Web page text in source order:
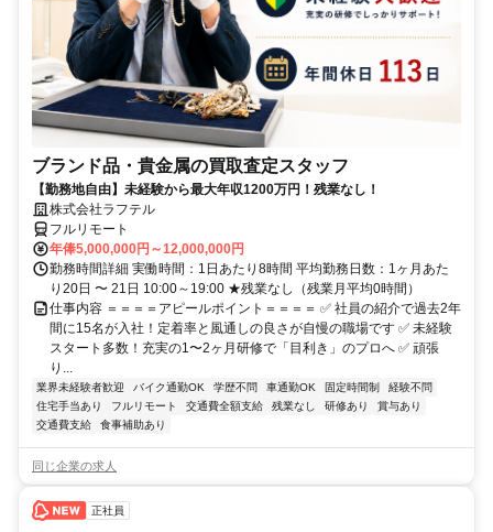
ブランド品・貴金属の買取査定スタッフ
【勤務地自由】未経験から最大年収1200万円！残業なし！
株式会社ラフテル
フルリモート
年俸5,000,000円～12,000,000円
勤務時間詳細 実働時間：1日あたり8時間 平均勤務日数：1ヶ月あた
り20日 〜 21日 10:00～19:00 ★残業なし（残業月平均0時間）
仕事内容 ＝＝＝＝アピールポイント＝＝＝＝ ✅ 社員の紹介で過去2年
間に15名が入社！定着率と風通しの良さが自慢の職場です ✅ 未経験
スタート多数！充実の1〜2ヶ月研修で「目利き」のプロへ ✅ 頑張
り...
業界未経験者歓迎 バイク通勤OK 学歴不問 車通勤OK 固定時間制
経験不問
住宅手当あり
フルリモート 交通費全額支給 残業なし 研修あり
賞与あり
交通費支給
食事補助あり
同じ企業の求人
正社員